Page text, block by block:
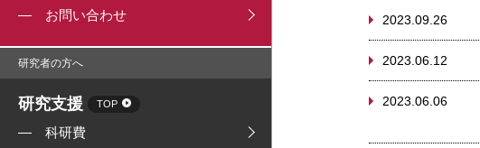
お問い合わせ
研究者の方へ
研究支援 TOP
科研費
2023.09.26
2023.06.12
2023.06.06